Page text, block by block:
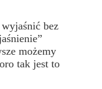
bez
możemy
tak jest to